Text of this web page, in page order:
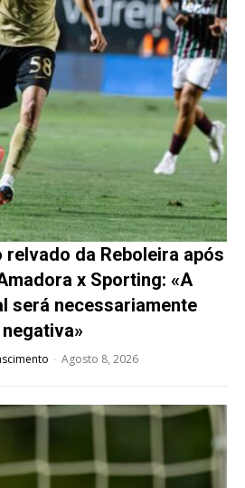
relvado da Reboleira após
x Sporting: «A
será necessariamente
negativa»
- Agosto 8, 2026